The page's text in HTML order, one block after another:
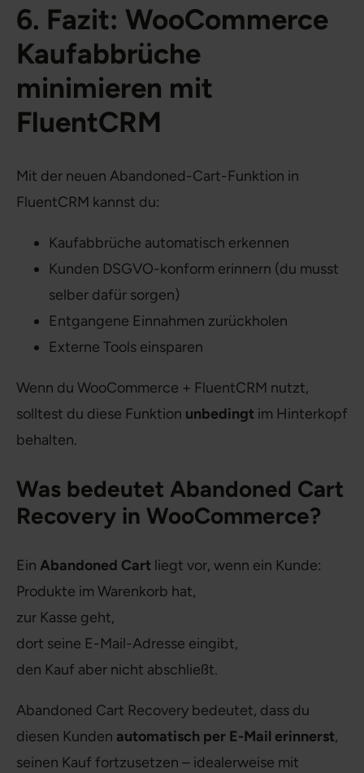
6. Fazit: WooCommerce
Kaufabbrüche
minimieren mit
FluentCRM
Mit der neuen Abandoned-Cart-Funktion in
FluentCRM kannst du:
Kaufabbrüche automatisch erkennen
Kunden DSGVO-konform erinnern (du musst
selber dafür sorgen)
Entgangene Einnahmen zurückholen
Externe Tools einsparen
Wenn du WooCommerce + FluentCRM nutzt,
solltest du diese Funktion unbedingt im Hinterkopf
behalten.
Was bedeutet Abandoned Cart
Recovery in WooCommerce?
Ein Abandoned Cart liegt vor, wenn ein Kunde:
Produkte im Warenkorb hat,
zur Kasse geht,
dort seine E-Mail-Adresse eingibt,
den Kauf aber nicht abschließt.
Abandoned Cart Recovery bedeutet, dass du
diesen Kunden automatisch per E-Mail erinnerst,
seinen Kauf fortzusetzen – idealerweise mit